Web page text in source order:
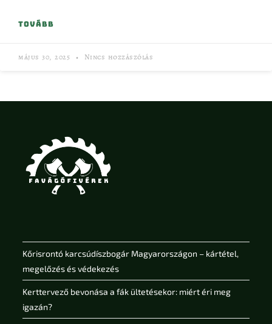
TOVÁBB
május 30, 2025 Nincs hozzászólás
Kőrisrontó karcsúdíszbogár Magyarországon – kártétel,
megelőzés és védekezés
Kerttervező bevonása a fák ültetésekor: miért éri meg
igazán?